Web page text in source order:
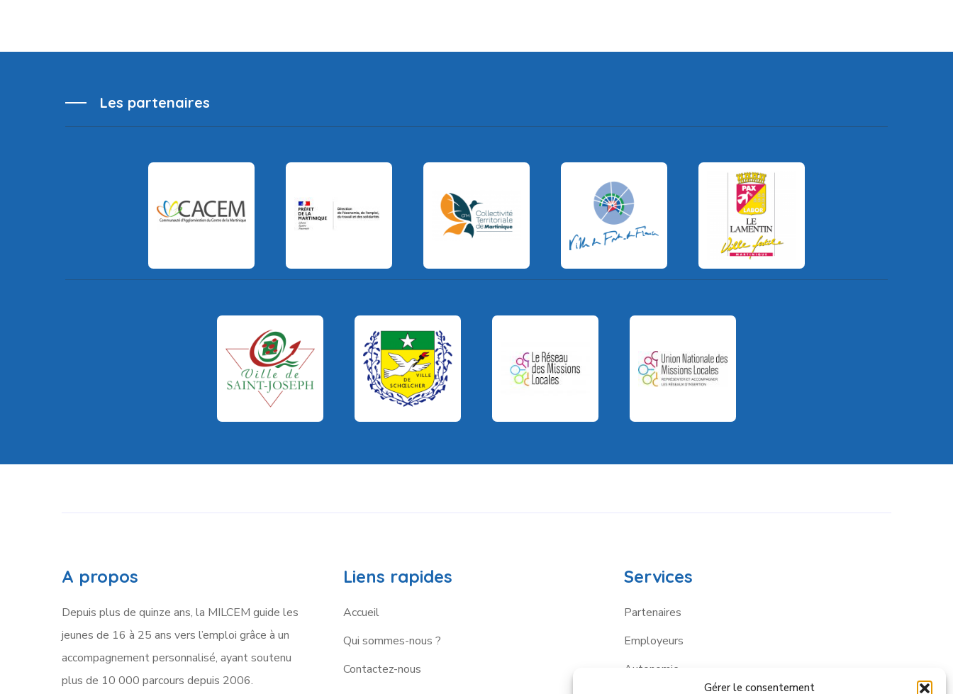
Gérer le consentement
Les partenaires
A propos
Depuis plus de quinze ans, la MILCEM guide les
jeunes de 16 à 25 ans vers l’emploi grâce à un
accompagnement personnalisé, ayant soutenu
plus de 10 000 parcours depuis 2006.
Liens rapides
Accueil
Qui sommes-nous ?
Contactez-nous
Services
Partenaires
Employeurs
Autonomie